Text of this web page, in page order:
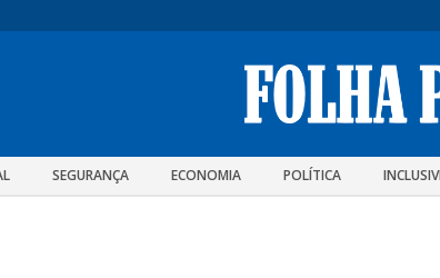
SEGURANÇA ECONOMIA POLÍTICA